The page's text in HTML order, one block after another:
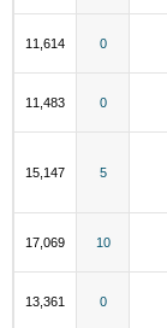
0
11,614
0
11,483
5
15,147
10
17,069
0
13,361